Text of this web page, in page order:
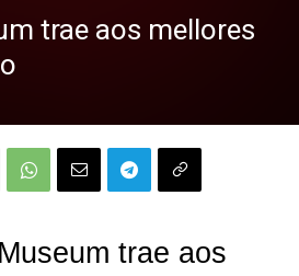
trae aos mellores
trae aos